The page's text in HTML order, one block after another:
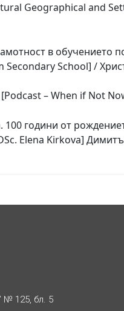
Geographical and
в обучението
Secondary School] /
[Podcast – When if Not
100 години от
Elena Kirkova]
№ 125, бл. 5